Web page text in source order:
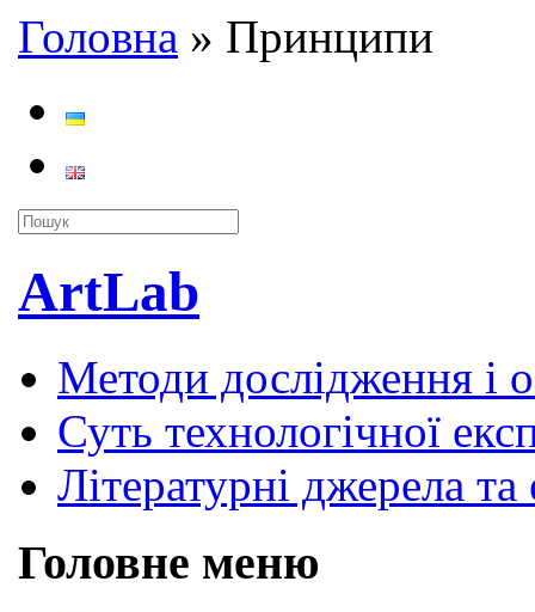
Головна » Принципи
ArtLab
Методи дослідження і
Суть технологічної
Літературні джерела та
Головне меню